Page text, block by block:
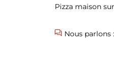
Pizza maison
Nous parlons